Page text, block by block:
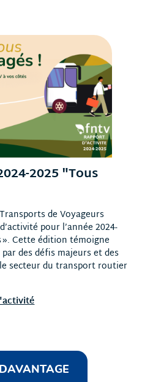
2025 "Tous
de Voyageurs
pour l’année 2024-
». Cette édition témoigne
des défis majeurs et des
secteur du transport routier